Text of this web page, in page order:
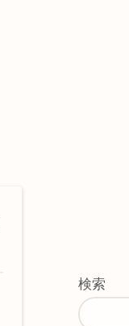
検索